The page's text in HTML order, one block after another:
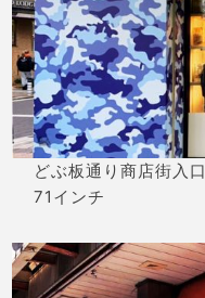
どぶ板通り商店街入口
71インチ